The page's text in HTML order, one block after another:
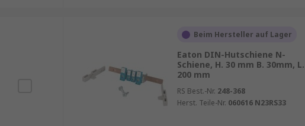
Beim Hersteller auf Lager
Eaton DIN-Hutschiene N-
Schiene, H. 30 mm B. 30mm, L.
200 mm
RS Best.-Nr. 248-368
Herst. Teile-Nr. 060616 N23RS33